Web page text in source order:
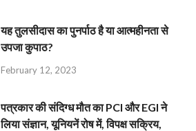
यह तुलसीदास का पुनर्पाठ है या आत्महीनता से
उपजा कुपाठ?
February 12, 2023
पत्रकार की संदिग्ध मौत का PCI और EGI ने
लिया संज्ञान, यूनियनें रोष में, विपक्ष सक्रिय,